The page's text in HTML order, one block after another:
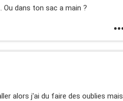
dans ton sac a main ?
alors j'ai du faire des oublies mais